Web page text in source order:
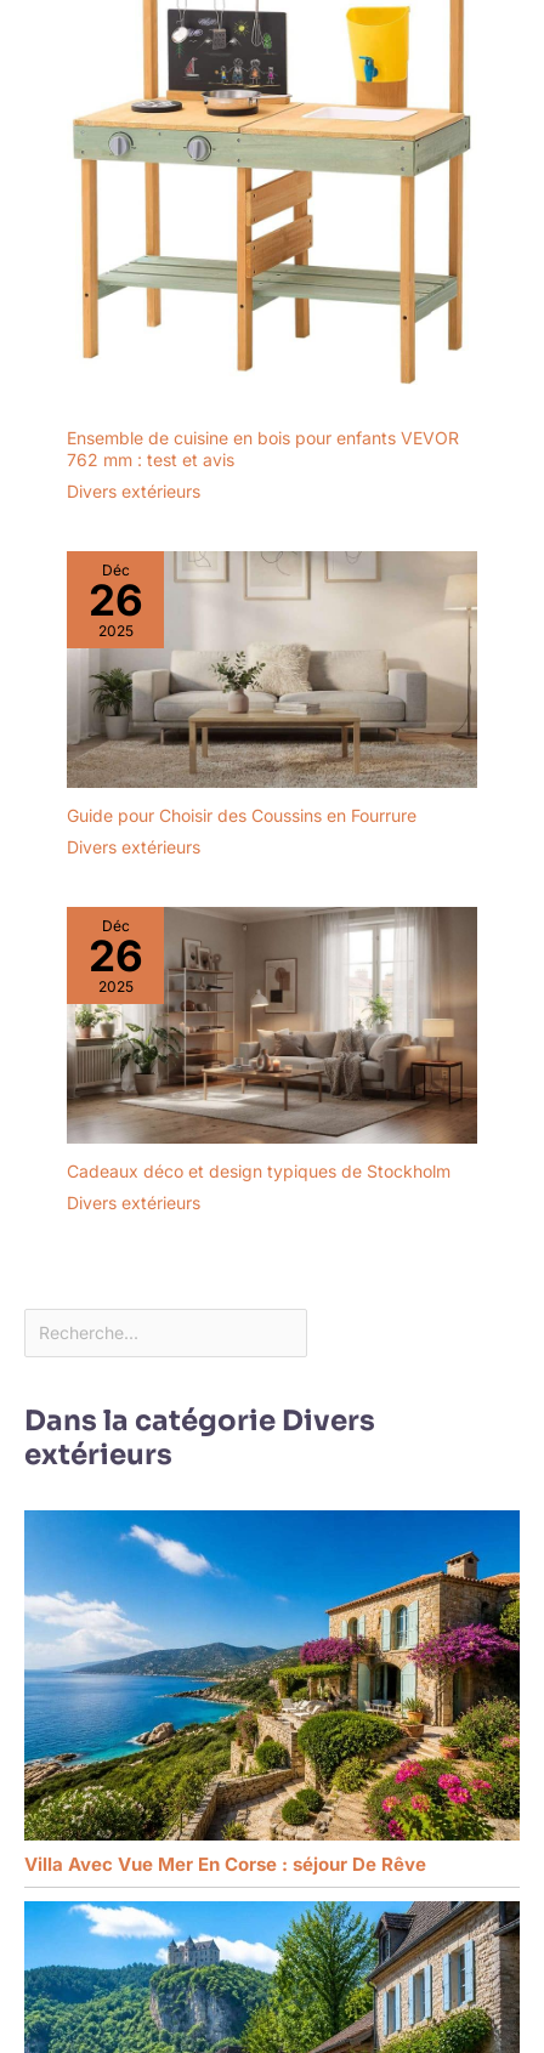
Ensemble de cuisine en bois pour enfants VEVOR
762 mm : test et avis
Divers extérieurs
Déc
26
2025
Guide pour Choisir des Coussins en Fourrure
Divers extérieurs
Déc
26
2025
Cadeaux déco et design typiques de Stockholm
Divers extérieurs
Dans la catégorie Divers
extérieurs
Villa Avec Vue Mer En Corse : séjour De Rêve